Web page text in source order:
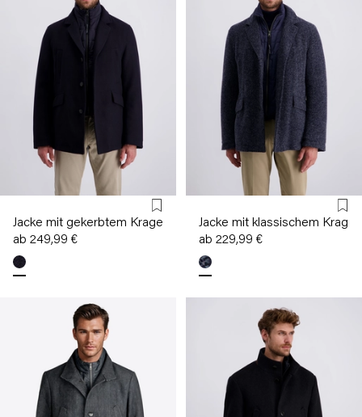
Jacke mit gekerbtem Kragen
ab 249,99 €
Jacke mit klassischem Kragen
ab 229,99 €